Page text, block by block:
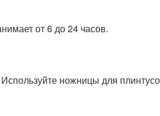
от 6 до 24 часов.
ножницы для